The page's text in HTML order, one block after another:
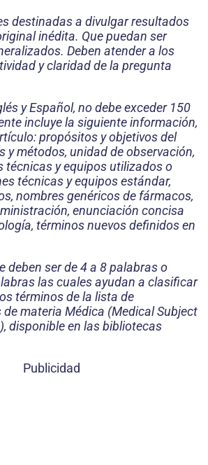
destinadas a divulgar resultados
inédita. Que puedan ser
Deben atender a los
y claridad de la pregunta
y Español, no debe exceder 150
incluye la siguiente información,
propósitos y objetivos del
y métodos, unidad de observación,
técnicas y equipos utilizados o
técnicas y equipos estándar,
nombres genéricos de fármacos,
enunciación concisa
términos nuevos definidos en
deben ser de 4 a 8 palabras o
las cuales ayudan a clasificar
términos de la lista de
materia Médica (Medical Subject
disponible en las bibliotecas
Publicidad